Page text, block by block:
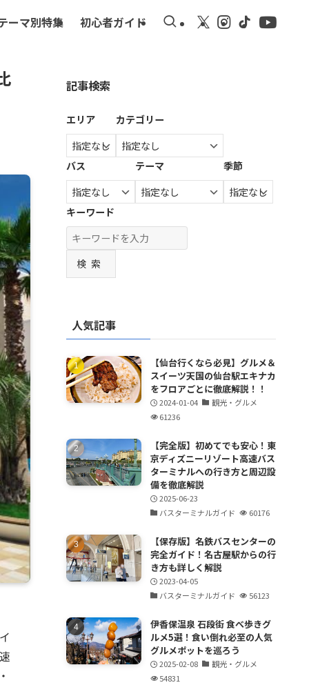
ーマ別特集 初心者ガイド
記事検索
エリア カテゴリー
バス テーマ 季節
キーワード
検索
人気記事
【仙台行くなら必見】グルメ＆
スイーツ天国の仙台駅エキナカ
をフロアごとに徹底解説！！
2024-01-04
観光・グルメ
61236
【完全版】初めてでも安心！東
京ディズニーリゾート高速バス
ターミナルへの行き方と周辺設
備を徹底解説
2025-06-23
バスターミナルガイド
60176
【保存版】名鉄バスセンターの
完全ガイド！名古屋駅からの行
き方も詳しく解説
2023-04-05
バスターミナルガイド
56123
伊香保温泉 石段街 食べ歩きグ
ルメ5選！食い倒れ必至の人気
グルメポットを巡ろう
2025-02-08
観光・グルメ
54831